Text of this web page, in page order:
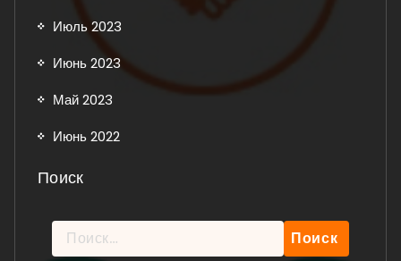
Июль 2023
Июнь 2023
Май 2023
Июнь 2022
Поиск
Найти: